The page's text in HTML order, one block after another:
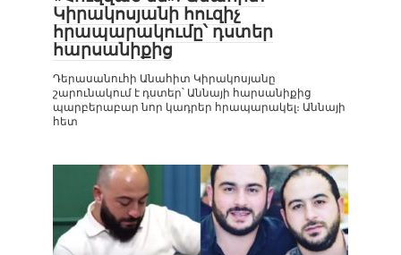
Կիրակոսյանի հուզիչ
հրապարակումը՝ դստեր
հարսանիքից
Դերասանուհի Անահիտ Կիրակոսյանը
շարունակում է դստեր՝ Աննայի հարսանիքից
պարբերաբար նոր կադրեր հրապարակել։ Աննայի
հետ